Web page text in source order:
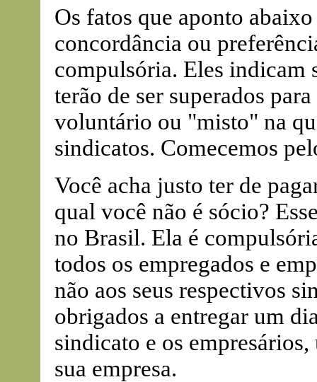
Os fatos que aponto
concordância ou
compulsória. Eles indicam
terão de ser superados
voluntário ou "misto" na
sindicatos. Comecemos
Você acha justo ter de
qual você não é sócio?
no Brasil. Ela é
todos os empregados e
não aos seus respectivos
obrigados a entregar um
sindicato e os
sua empresa.